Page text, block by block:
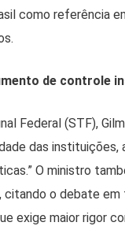
como referência
de controle
Federal (STF),
das instituições,
O ministro
citando o debate
exige maior rigor